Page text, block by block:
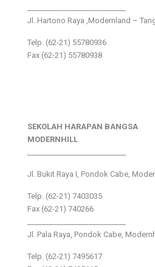
Jl. Hartono Raya ,Modernland –
Telp. (62-21) 55780936
Fax (62-21) 55780938
SEKOLAH HARAPAN BANGSA
MODERNHILL
Jl. Bukit Raya I, Pondok Cabe,
Telp. (62-21) 7403035
Fax (62-21) 740266
Jl. Pala Raya, Pondok Cabe,
Telp. (62-21) 7495617